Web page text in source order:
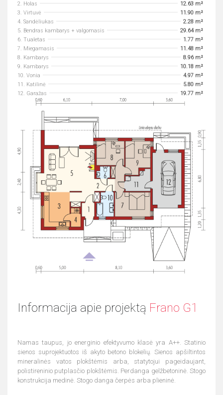
2. Holas
12.63 m²
3. Virtuvė
11.90 m²
4. Sandėliukas
2.28 m²
5. Bendras kambarys + valgomasis
29.64 m²
6. Tualetas
1.77 m²
7. Miegamasis
11.48 m²
8. Kambarys
8.96 m²
9. Kambarys
10.18 m²
10. Vonia
4.97 m²
11. Katilinė
5.80 m²
12. Garažas
19.77 m²
Informacija apie projektą Frano G1
Namas taupus, jo energinio efektyvumo klasė yra A++. Statinio
sienos suprojektuotos iš akyto betono blokelių. Sienos apšiltintos
mineralinės vatos plokštėmis arba, statytojui pageidaujant,
polistireninio putplasčio plokštėmis. Perdanga gelžbetoninė. Stogo
konstrukcija medinė. Stogo danga čerpės arba plieninė.